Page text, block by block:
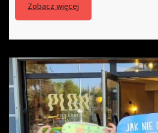
Zobacz więcej